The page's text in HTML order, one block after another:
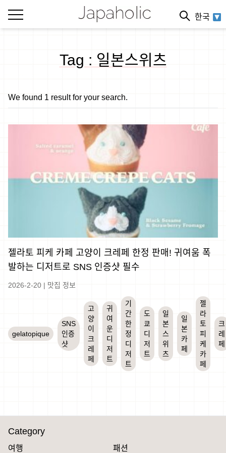
한국
Tag : 일본스위츠
We found 1 result for your search.
젤라토 피케 카페 고양이 크레페 한정 판매! 귀여움 폭
발하는 디저트로 SNS 인증샷 필수
2026-2-20 | 맛집 정보
gelatopique
SNS
인증
샷
고
양
이
크
레
페
귀
여
운
디
저
트
기
간
한
정
디
저
트
도
쿄
디
저
트
일
본
스
위
츠
일
본
카
페
젤
라
토
피
케
카
페
크
레
페
Category
여행 패션